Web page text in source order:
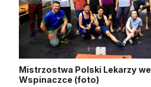
Mistrzostwa Polski Lekarzy we
Wspinaczce (foto)